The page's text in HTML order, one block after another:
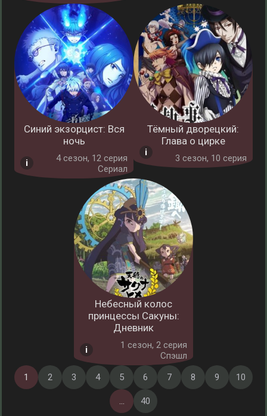
Синий экзорцист: Вся
ночь
4 cезон, 12 серия
Сериал
Тёмный дворецкий:
Глава о цирке
3 cезон, 10 серия
Небесный колос
принцессы Сакуны:
Дневник
1 cезон, 2 серия
Спэшл
1
2 3 4 5 6 7 8 9 10
... 40